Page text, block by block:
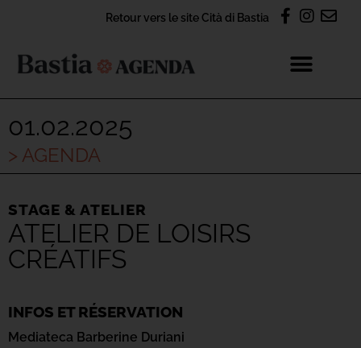
Retour vers le site Cità di Bastia
01.02.2025
> AGENDA
STAGE & ATELIER
ATELIER DE LOISIRS
CRÉATIFS
INFOS ET RÉSERVATION
Mediateca Barberine Duriani